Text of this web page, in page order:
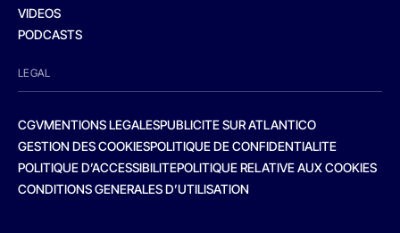
VIDEOS
PODCASTS
LEGAL
CGVMENTIONS LEGALESPUBLICITE SUR ATLANTICO
GESTION DES COOKIESPOLITIQUE DE CONFIDENTIALITE
POLITIQUE D’ACCESSIBILITEPOLITIQUE RELATIVE AUX COOKIES
CONDITIONS GENERALES D’UTILISATION